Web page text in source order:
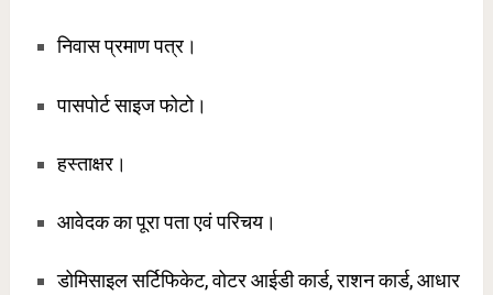
निवास प्रमाण पत्र।
पासपोर्ट साइज फोटो।
हस्ताक्षर।
आवेदक का पूरा पता एवं परिचय।
डोमिसाइल सर्टिफिकेट, वोटर आईडी कार्ड, राशन कार्ड, आधार